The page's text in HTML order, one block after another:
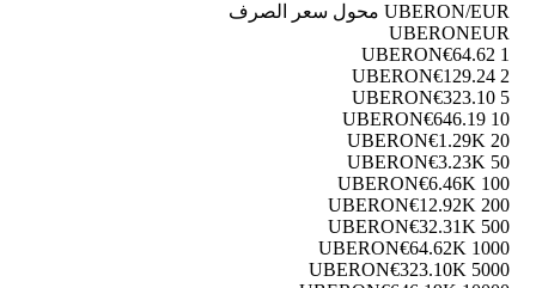
UBERON/EUR محول سعر الصرف
UBERONEUR
1 UBERON
€64.62
2 UBERON
€129.24
5 UBERON
€323.10
10 UBERON
€646.19
20 UBERON
€1.29K
50 UBERON
€3.23K
100 UBERON
€6.46K
200 UBERON
€12.92K
500 UBERON
€32.31K
1000 UBERON
€64.62K
5000 UBERON
€323.10K